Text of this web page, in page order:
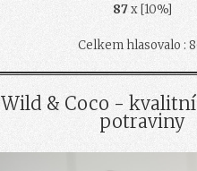
87x [10%]
Celkem hlasovalo :
Wild & Coco - kvalitní
potraviny